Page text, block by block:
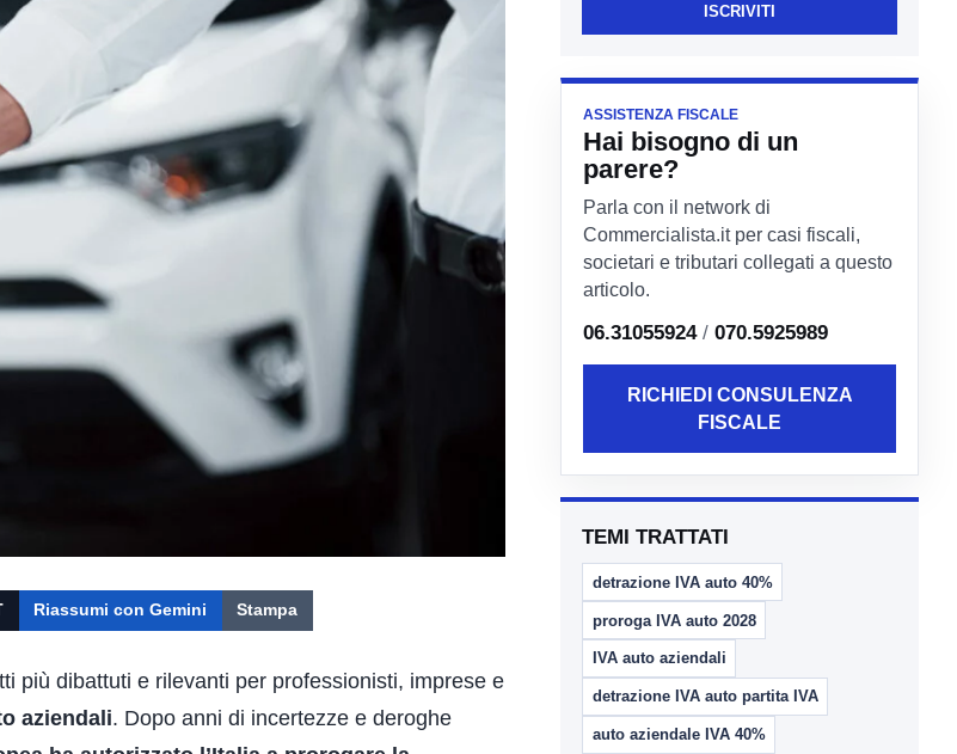
Riassumi con Gemini Stampa
più dibattuti e rilevanti per professionisti, imprese e
aziendali. Dopo anni di incertezze e deroghe
ISCRIVITI
ASSISTENZA FISCALE
Hai bisogno di un
parere?
Parla con il network di
Commercialista.it per casi fiscali,
societari e tributari collegati a questo
articolo.
06.31055924 / 070.5925989
RICHIEDI CONSULENZA
FISCALE
TEMI TRATTATI
detrazione IVA auto 40%
proroga IVA auto 2028
IVA auto aziendali
detrazione IVA auto partita IVA
auto aziendale IVA 40%